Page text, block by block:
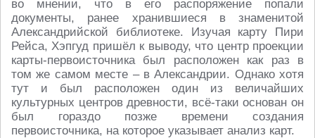
во мнении, что в его распоряжение попали
документы, ранее хранившиеся в знаменитой
Александрийской библиотеке. Изучая карту Пири
Рейса, Хэпгуд пришёл к выводу, что центр проекции
карты-первоисточника был расположен как раз в
том же самом месте – в Александрии. Однако хотя
тут и был расположен один из величайших
культурных центров древности, всё-таки основан он
был гораздо позже времени создания
первоисточника, на которое указывает анализ карт.